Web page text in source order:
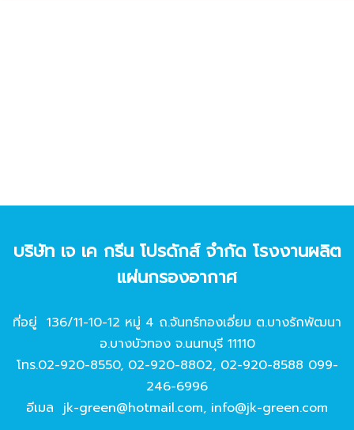
บริษัท เจ เค กรีน โปรดักส์ จํากัด โรงงานผลิต
แผ่นกรองอากาศ
ที่อยู่ 136/11-10-12 หมู่ 4 ถ.จันทร์ทองเอี่ยม ต.บางรักพัฒนา
อ.บางบัวทอง จ.นนทบุรี 11110
โทร.02-920-8550, 02-920-8802, 02-920-8588 099-
246-6996
อีเมล jk-green@hotmail.com, info@jk-green.com